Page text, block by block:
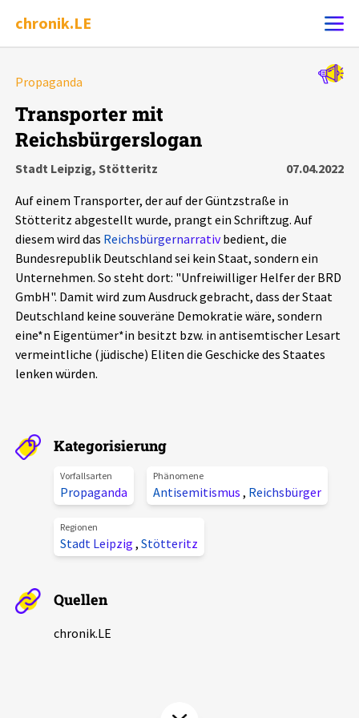
chronik.LE
Chronik
Leipziger Zustände
Schlaglichter
Phänomene
Aktuelles
Veranstaltungen
Pressemitteilungen
Projektbeschreibung
Kontakt
Unterstützer_innen
chronik.LE in der Presse
Propaganda
Transporter mit
Reichsbürgerslogan
Stadt Leipzig, Stötteritz
07.04.2022
Auf einem Transporter, der auf der Güntzstraße in
Stötteritz abgestellt wurde, prangt ein Schriftzug. Auf
diesem wird das Reichsbürgernarrativbedient, die
Bundesrepublik Deutschland sei kein Staat, sondern ein
Unternehmen. So steht dort: "Unfreiwilliger Helfer der BRD
GmbH". Damit wird zum Ausdruck gebracht, dass der Staat
Deutschland keine souveräne Demokratie wäre, sondern
eine*n Eigentümer*in besitzt bzw. in antisemtischer Lesart
vermeintliche (jüdische) Eliten die Geschicke des Staates
lenken würden.
Kategorisierung
Vorfallsarten
Propaganda
Phänomene
Antisemitismus , Reichsbürger
Regionen
Stadt Leipzig , Stötteritz
Quellen
chronik.LE
Alle Ereignisse
Ereignisse Statistik